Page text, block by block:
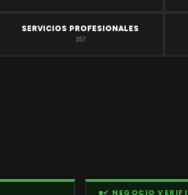
SERVICIOS PROFESIONALES
357
✔ NEGOCIO